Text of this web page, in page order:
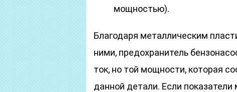
мощностью).
Благодаря металлическим
ними, предохранитель
ток, но той мощности, которая
данной детали. Если